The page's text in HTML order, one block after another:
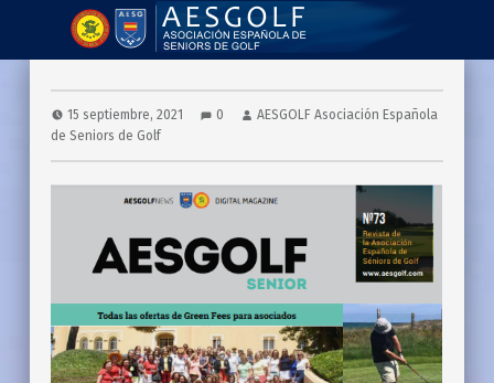
Asociación Española de Seniors de Golf
15 septiembre, 2021 0
AESGOLF Asociación Española
de Seniors de Golf